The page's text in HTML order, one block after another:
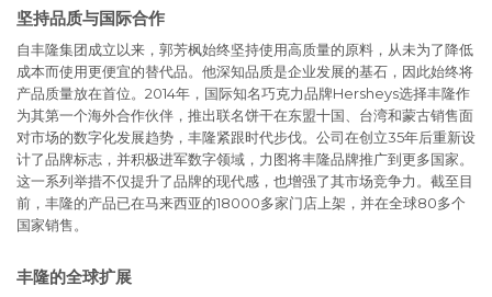
坚持品质与国际合作
自丰隆集团成立以来，郭芳枫始终坚持使用高质量的原料，从未为了降低
成本而使用更便宜的替代品。他深知品质是企业发展的基石，因此始终将
产品质量放在首位。2014年，国际知名巧克力品牌Hersheys选择丰隆作
为其第一个海外合作伙伴，推出联名饼干在东盟十国、台湾和蒙古销售面
对市场的数字化发展趋势，丰隆紧跟时代步伐。公司在创立35年后重新设
计了品牌标志，并积极进军数字领域，力图将丰隆品牌推广到更多国家。
这一系列举措不仅提升了品牌的现代感，也增强了其市场竞争力。截至目
前，丰隆的产品已在马来西亚的18000多家门店上架，并在全球80多个
国家销售。
丰隆的全球扩展